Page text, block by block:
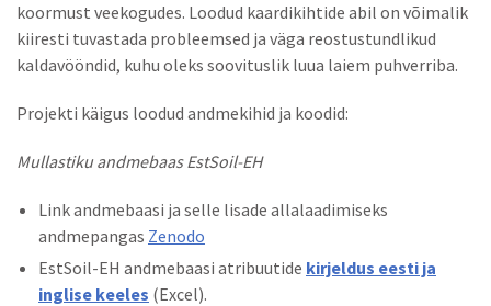
koormust veekogudes. Loodud kaardikihtide abil on võimalik
kiiresti tuvastada probleemsed ja väga reostustundlikud
kaldavööndid, kuhu oleks soovituslik luua laiem puhverriba.
Projekti käigus loodud andmekihid ja koodid:
Mullastiku andmebaas EstSoil-EH
Link andmebaasi ja selle lisade allalaadimiseks
andmepangas Zenodo
EstSoil-EH andmebaasi atribuutide kirjeldus eesti ja
inglise keeles (Excel).